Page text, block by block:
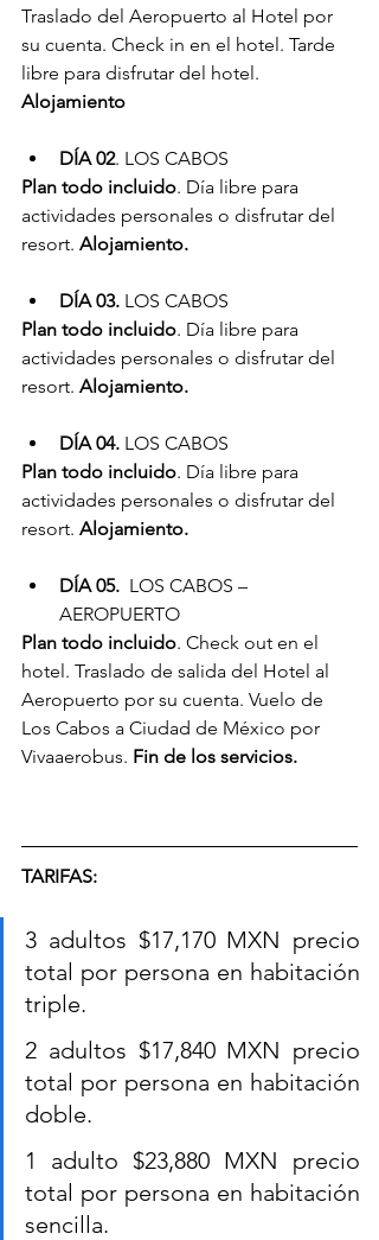
Traslado del Aeropuerto al Hotel por
su cuenta. Check in en el hotel. Tarde
libre para disfrutar del hotel.
Alojamiento
DÍA 02. LOS CABOS
Plan todo incluido. Día libre para
actividades personales o disfrutar del
resort. Alojamiento.
DÍA 03. LOS CABOS
Plan todo incluido. Día libre para
actividades personales o disfrutar del
resort. Alojamiento.
DÍA 04. LOS CABOS
Plan todo incluido. Día libre para
actividades personales o disfrutar del
resort. Alojamiento.
DÍA 05.
  LOS CABOS –
AEROPUERTO
Plan todo incluido. Check out en el
hotel. Traslado de salida del Hotel al
Aeropuerto por su cuenta. Vuelo de
Los Cabos a Ciudad de México por
Vivaaerobus. Fin de los servicios.
TARIFAS:
3 adultos $17,170 MXN precio
total por persona en habitación
triple.
2 adultos $17,840 MXN precio
total por persona en habitación
doble.
1 adulto $23,880 MXN precio
total por persona en habitación
sencilla.